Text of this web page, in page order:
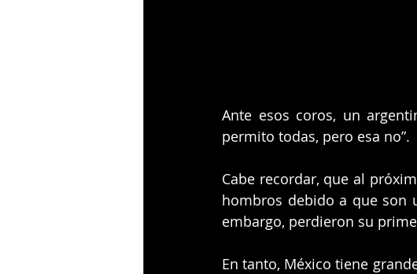
Ante esos coros, un
permito todas, pero esa no”.
Cabe recordar, que al
hombros debido a que son
embargo, perdieron su
En tanto, México tiene